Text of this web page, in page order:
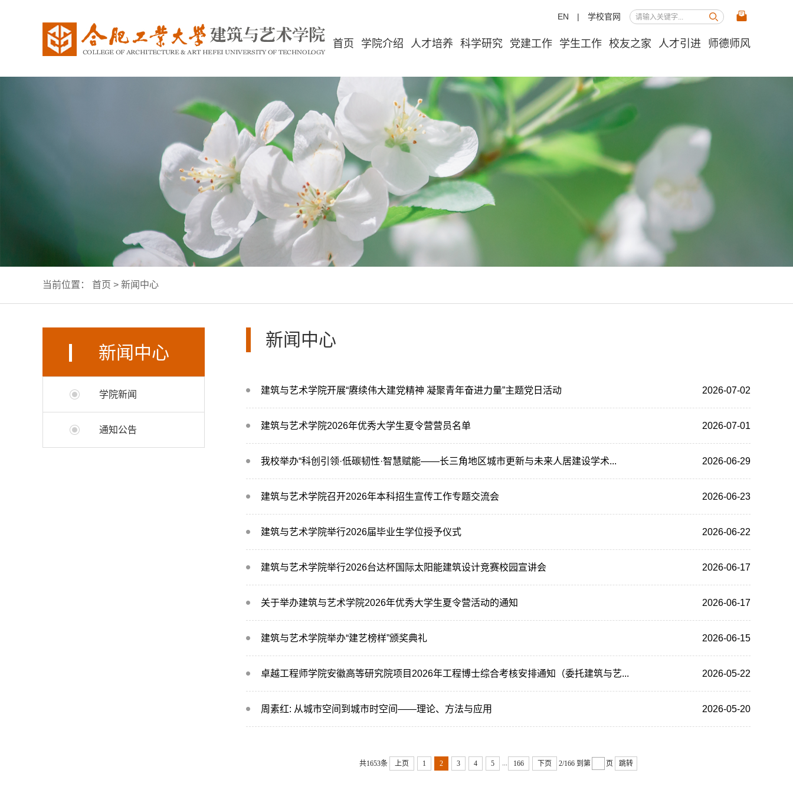
EN | 学校官网
首页 学院介绍 人才培养 科学研究 党建工作 学生工作 校友之家 人才引进 师德师风
当前位置： 首页 > 新闻中心
新闻中心
学院新闻
通知公告
新闻中心
建筑与艺术学院开展“赓续伟大建党精神 凝聚青年奋进力量”主题党日活动 2026-07-02
建筑与艺术学院2026年优秀大学生夏令营营员名单 2026-07-01
我校举办“科创引领·低碳韧性·智慧赋能——长三角地区城市更新与未来人居建设学术... 2026-06-29
建筑与艺术学院召开2026年本科招生宣传工作专题交流会 2026-06-23
建筑与艺术学院举行2026届毕业生学位授予仪式 2026-06-22
建筑与艺术学院举行2026台达杯国际太阳能建筑设计竞赛校园宣讲会 2026-06-17
关于举办建筑与艺术学院2026年优秀大学生夏令营活动的通知 2026-06-17
建筑与艺术学院举办“建艺榜样”颁奖典礼 2026-06-15
卓越工程师学院安徽高等研究院项目2026年工程博士综合考核安排通知（委托建筑与艺... 2026-05-22
周素红: 从城市空间到城市时空间——理论、方法与应用 2026-05-20
共1653条 上页 1 2 3 4 5 166 下页 2/166 到第 页 跳转